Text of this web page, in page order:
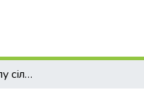
Розвиток потенціалу сільського зеленого туризму з фокусом на глобальні, національні і регіональні тренди